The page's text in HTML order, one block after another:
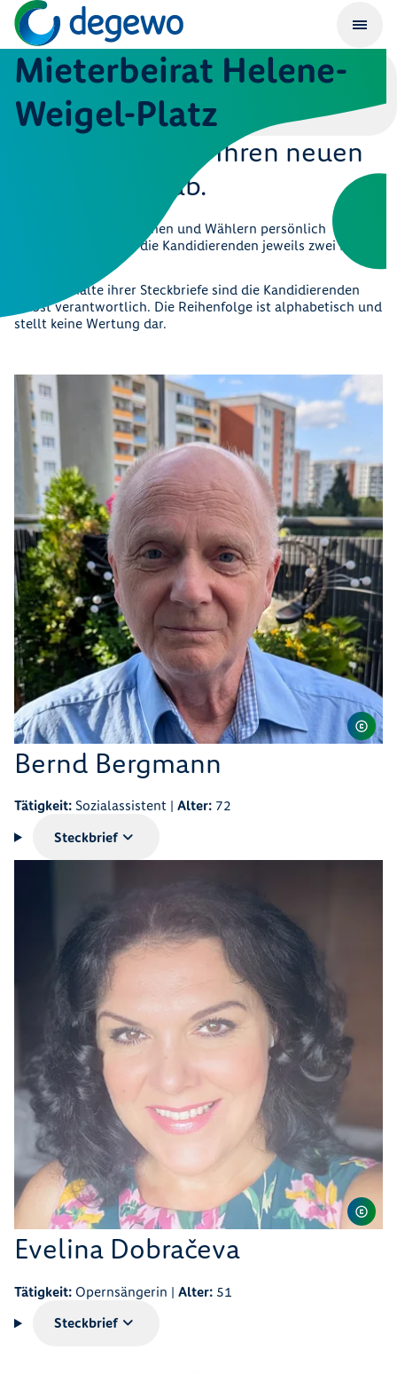
Mieterbeirat Helene-
Weigel-Platz
Stimmen Sie für Ihren neuen
Mieterbeirat ab.
Um sich den Wählerinnen und Wählern persönlich
vorzustellen, haben die Kandidierenden jeweils zwei Fragen
Für die Inhalte ihrer Steckbriefe sind die Kandidierenden
selbst verantwortlich. Die Reihenfolge ist alphabetisch und
stellt keine Wertung dar.
Bernd Bergmann
Tätigkeit: Sozialassistent |Alter: 72
Steckbrief
Evelina Dobračeva
Tätigkeit: Opernsängerin |Alter: 51
Steckbrief